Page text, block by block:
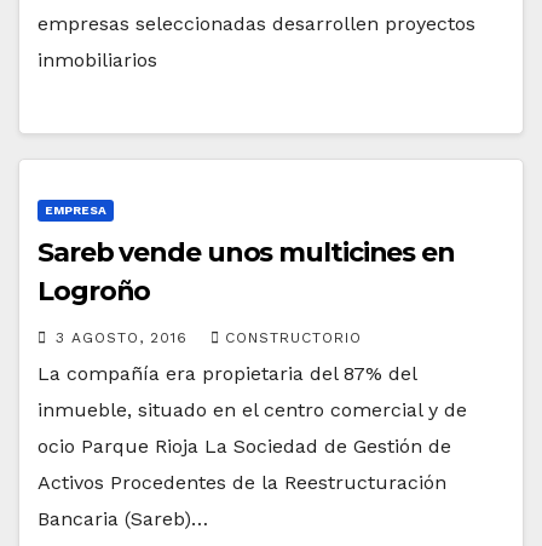
empresas seleccionadas desarrollen proyectos
inmobiliarios
EMPRESA
Sareb vende unos multicines en
Logroño
3 AGOSTO, 2016 CONSTRUCTORIO
La compañía era propietaria del 87% del
inmueble, situado en el centro comercial y de
ocio Parque Rioja La Sociedad de Gestión de
Activos Procedentes de la Reestructuración
Bancaria (Sareb)…